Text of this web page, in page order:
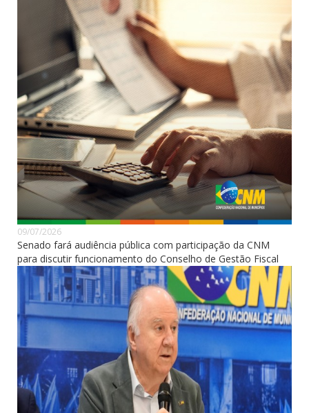
09/07/2026
Senado fará audiência pública com participação da CNM
para discutir funcionamento do Conselho de Gestão Fiscal